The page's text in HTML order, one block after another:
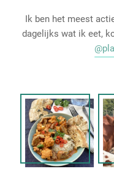
Ik ben het meest
dagelijks wat ik eet,